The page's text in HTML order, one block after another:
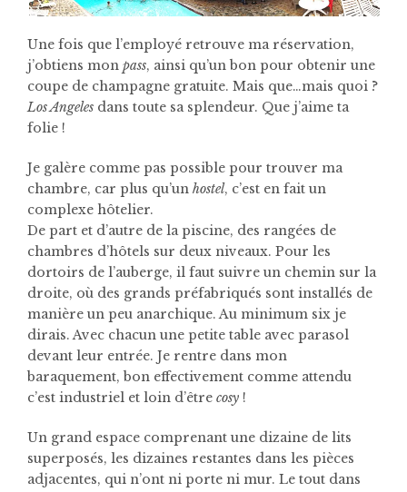
Une fois que l’employé retrouve ma réservation,
j’obtiens mon pass, ainsi qu’un bon pour obtenir une
coupe de champagne gratuite. Mais que…mais quoi ?
Los Angeles dans toute sa splendeur. Que j’aime ta
folie !
Je galère comme pas possible pour trouver ma
chambre, car plus qu’un hostel, c’est en fait un
complexe hôtelier.
De part et d’autre de la piscine, des rangées de
chambres d’hôtels sur deux niveaux. Pour les
dortoirs de l’auberge, il faut suivre un chemin sur la
droite, où des grands préfabriqués sont installés de
manière un peu anarchique. Au minimum six je
dirais. Avec chacun une petite table avec parasol
devant leur entrée. Je rentre dans mon
baraquement, bon effectivement comme attendu
c’est industriel et loin d’être cosy !
Un grand espace comprenant une dizaine de lits
superposés, les dizaines restantes dans les pièces
adjacentes, qui n’ont ni porte ni mur. Le tout dans